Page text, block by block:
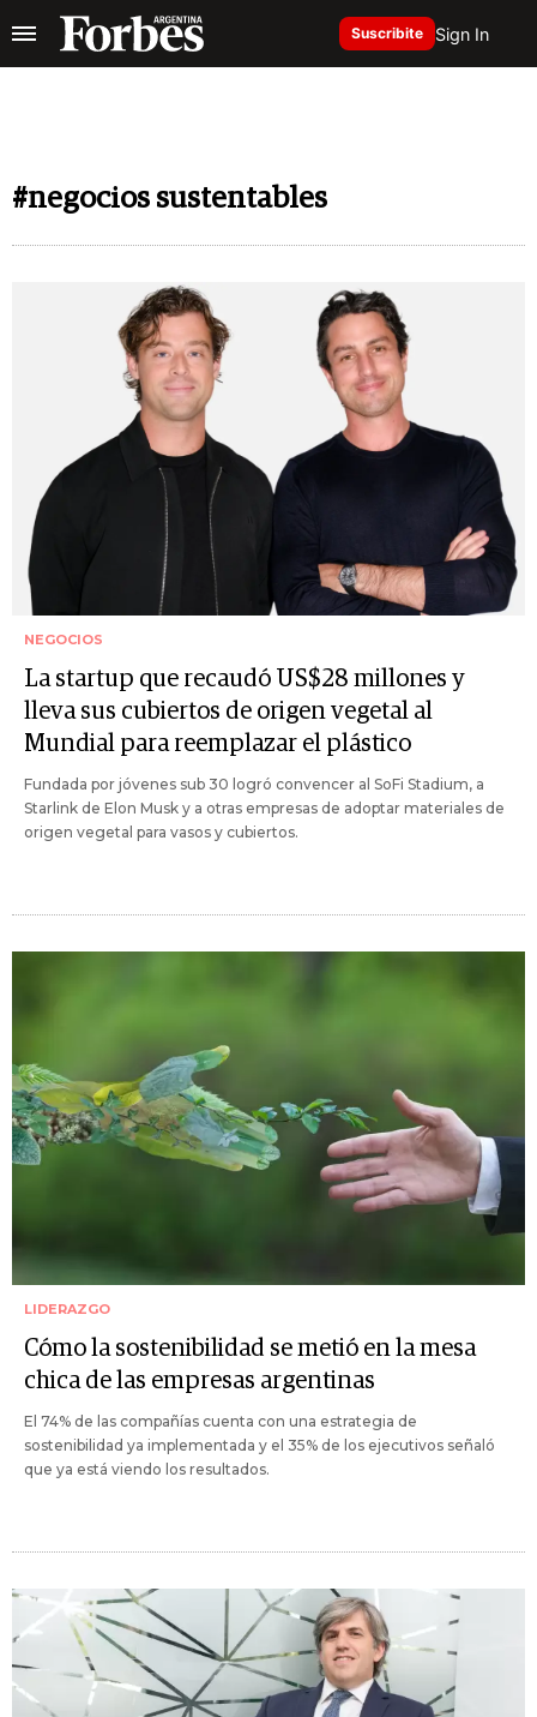
Suscribite Sign In
#negocios sustentables
NEGOCIOS
La startup que recaudó US$28 millones y
lleva sus cubiertos de origen vegetal al
Mundial para reemplazar el plástico
Fundada por jóvenes sub 30 logró convencer al SoFi Stadium, a
Starlink de Elon Musk y a otras empresas de adoptar materiales de
origen vegetal para vasos y cubiertos.
LIDERAZGO
Cómo la sostenibilidad se metió en la mesa
chica de las empresas argentinas
El 74% de las compañías cuenta con una estrategia de
sostenibilidad ya implementada y el 35% de los ejecutivos señaló
que ya está viendo los resultados.